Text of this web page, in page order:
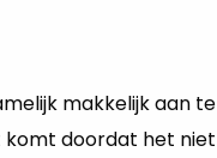
makkelijk aan te
komt doordat het niet